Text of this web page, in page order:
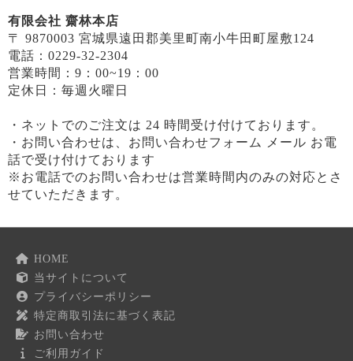
有限会社 齋林本店
〒 9870003 宮城県遠田郡美里町南小牛田町屋敷124
電話：0229-32-2304
営業時間：9：00~19：00
定休日：毎週火曜日
・ネットでのご注文は 24 時間受け付けております。
・お問い合わせは、お問い合わせフォーム メール お電
話で受け付けております
※お電話でのお問い合わせは営業時間内のみの対応とさ
せていただきます。
HOME
当サイトについて
プライバシーポリシー
特定商取引法に基づく表記
お問い合わせ
ご利用ガイド